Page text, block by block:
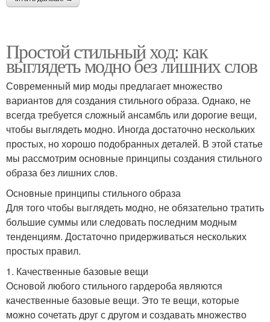
Простой стильный ход: как
выглядеть модно без лишних слов
Современный мир моды предлагает множество
вариантов для создания стильного образа. Однако, не
всегда требуется сложный ансамбль или дорогие вещи,
чтобы выглядеть модно. Иногда достаточно нескольких
простых, но хорошо подобранных деталей. В этой статье
мы рассмотрим основные принципы создания стильного
образа без лишних слов.
Основные принципы стильного образа
Для того чтобы выглядеть модно, не обязательно тратить
большие суммы или следовать последним модным
тенденциям. Достаточно придерживаться нескольких
простых правил.
1. Качественные базовые вещи
Основой любого стильного гардероба являются
качественные базовые вещи. Это те вещи, которые
можно сочетать друг с другом и создавать множество